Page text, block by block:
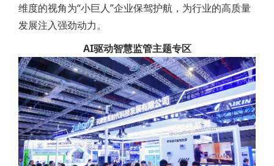
维度的视角为“小巨人”企业保驾护航，为行业的高质量
发展注入强劲动力。
AI驱动智慧监管主题专区